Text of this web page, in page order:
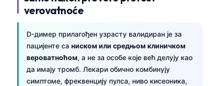
verovatnoće
D-димер прилагођен узрасту валидиран је за
пацијенте са ниском или средњом клиничком
вероватноћом, а не за особе које већ делују као
да имају тромб. Лекари обично комбинују
симптоме, фреквенцију пулса, ниво кисеоника,